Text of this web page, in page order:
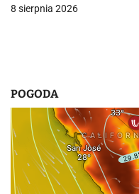
s
8 sierpnia 2026
POGODA